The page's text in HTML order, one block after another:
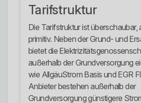
Tarifstruktur
Die Tarifstruktur ist überschaubar,
primitiv. Neben der Grund- und
bietet die
außerhalb der Grundversorgung
wie AllgäuStrom Basis und EGR
Anbieter bestehen außerhalb der
Grundversorgung günstigere